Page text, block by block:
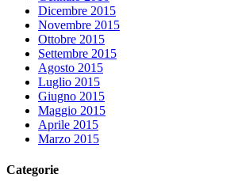
Dicembre 2015
Novembre 2015
Ottobre 2015
Settembre 2015
Agosto 2015
Luglio 2015
Giugno 2015
Maggio 2015
Aprile 2015
Marzo 2015
Categorie